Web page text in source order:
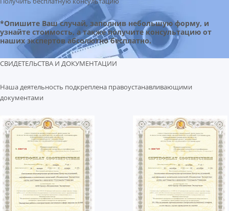
*Опишите Ваш случай, заполнив небольшую форму, и
узнайте стоимость, а также получите консультацию от
наших экспертов абсолютно бесплатно.
СВИДЕТЕЛЬСТВА И ДОКУМЕНТАЦИИ
Наша деятельность подкреплена правоустанавливающими
документами